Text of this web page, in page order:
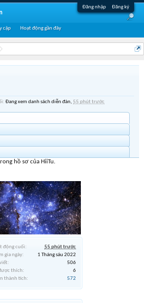
Đăng nhập Đăng ký
động cuối:
55 phút trước
gia ngày:
1 Tháng sáu 2022
506
thích:
6
thành tích:
572
Đang xem danh sách diễn đàn, 55 phút trước
hồ sơ của HiiTu.
cập Hoạt động gần đây